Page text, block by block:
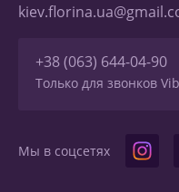
+38 (063) 644-04-90
Только для звонков
Мы в соцсетях